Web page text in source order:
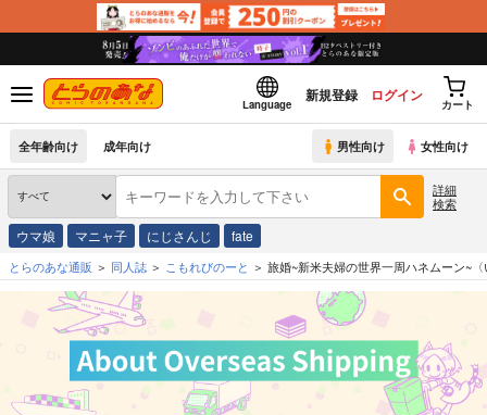
Language
新規登録 ログイン
カート
全年齢向け 成年向け 男性向け 女性向け
詳細
検索
ウマ娘 マニャ子 にじさんじ fate
とらのあな通販 同人誌 こもれびのーと 旅婚~新米夫婦の世界一周ハネムーン~